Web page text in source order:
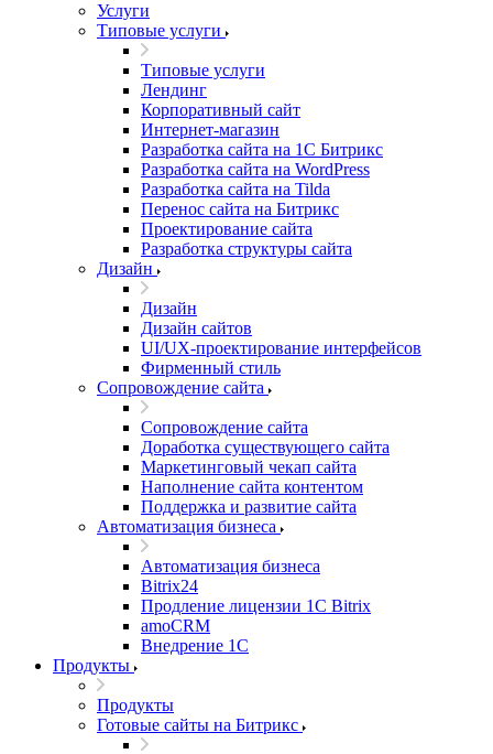
Услуги
Типовые услуги
Типовые услуги
Лендинг
Корпоративный сайт
Интернет-магазин
Разработка сайта на 1С Битрикс
Разработка сайта на WordPress
Разработка сайта на Tilda
Перенос сайта на Битрикс
Проектирование сайта
Разработка структуры сайта
Дизайн
Дизайн
Дизайн сайтов
UI/UX-проектирование интерфейсов
Фирменный стиль
Сопровождение сайта
Сопровождение сайта
Доработка существующего сайта
Маркетинговый чекап сайта
Наполнение сайта контентом
Поддержка и развитие сайта
Автоматизация бизнеса
Автоматизация бизнеса
Bitrix24
Продление лицензии 1C Bitrix
amoCRM
Внедрение 1C
Продукты
Продукты
Готовые сайты на Битрикс